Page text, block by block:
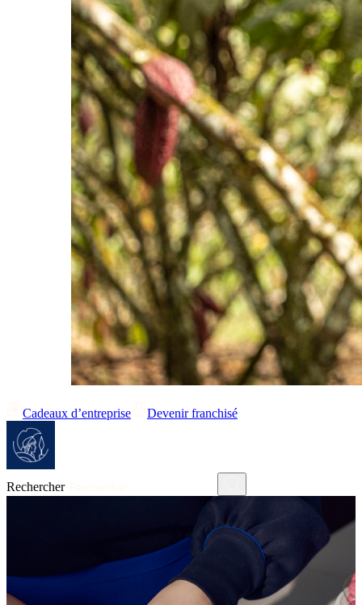
Cadeaux d’entreprise Devenir franchisé
Rechercher